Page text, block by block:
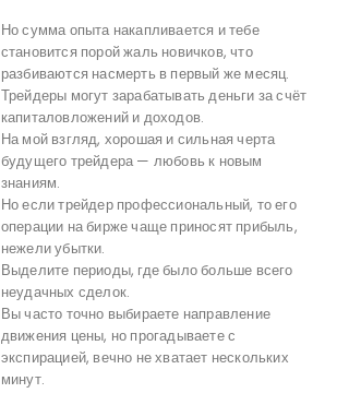
Но сумма опыта накапливается и тебе
становится порой жаль новичков, что
разбиваются насмерть в первый же месяц.
Трейдеры могут зарабатывать деньги за счёт
капиталовложений и доходов.
На мой взгляд, хорошая и сильная черта
будущего трейдера — любовь к новым
знаниям.
Но если трейдер профессиональный, то его
операции на бирже чаще приносят прибыль,
нежели убытки.
Выделите периоды, где было больше всего
неудачных сделок.
Вы часто точно выбираете направление
движения цены, но прогадываете с
экспирацией, вечно не хватает нескольких
минут.